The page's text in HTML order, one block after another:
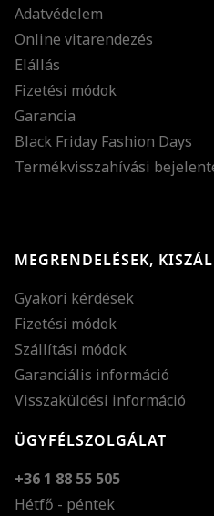
Adatvédelem
Online vitarendezés
Elállás
Fizetési módok
Garancia
Black Friday Fashion Days
Termékvisszahívási
MEGRENDELÉSEK,
Gyakori kérdések
Fizetési módok
Szállítási módok
Garanciális információ
Visszaküldési információ
ÜGYFÉLSZOLGÁLAT
+36 1 88 55 505
Hétfő - péntek